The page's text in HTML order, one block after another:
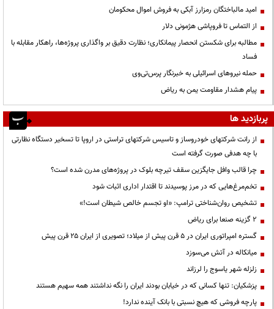
امید مالباختگان رمزارز آبکی به فروش اموال محکومان
از التماس تا فروپاشی هژمونی دلار
مطالبه برای شکستن انحصار پیمانکاری؛ نظارت دقیق بر واگذاری پروژه‌ها، راهکار مقابله با
فساد
حمله نیروهای اسرائیلی به خبرنگار پرس‌تی‌وی
پیام هشدار مقاومت یمن به ریاض
پربازدید ها
از رانت‌ شرکتهای خودروساز و تاسیس شرکتهای تراستی در اروپا تا تسخیر دستگاه نظارتی
با چه هدفی صورت گرفته است
چرا قالب وافل جایگزین سقف تیرچه بلوک در پروژه‌های مدرن شده است؟
تخم‌مرغ‌هایی که در مرز پوسیدند تا اقتدار اداری اثبات شود
تشخیص روان‌شناختی ترامپ: «او تجسم خالص شیطان است!»
۲ گزینه صنعا برای ریاض
گستره امپراتوری ایران در ۵ قرن پیش از میلاد؛ تصویری از ایران ۲۵ قرن پیش
میانکاله در آتش می‌سوزد
زلزله شهر یاسوج را لرزاند
پزشکیان: تنها کسانی که در خیابان بودند ایران را نگه نداشتند همه سهیم هستند
پارچه فروشی که هیچ نسبتی با بانک آینده ندارد!